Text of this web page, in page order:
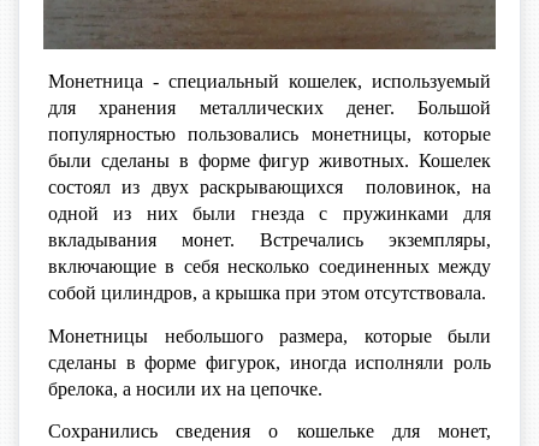
Монетница - специальный кошелек, используемый
для хранения металлических денег. Большой
популярностью пользовались монетницы, которые
были сделаны в форме фигур животных. Кошелек
состоял из двух раскрывающихся половинок, на
одной из них были гнезда с пружинками для
вкладывания монет. Встречались экземпляры,
включающие в себя несколько соединенных между
собой цилиндров, а крышка при этом отсутствовала.
Монетницы небольшого размера, которые были
сделаны в форме фигурок, иногда исполняли роль
брелока, а носили их на цепочке.
Сохранились сведения о кошельке для монет,